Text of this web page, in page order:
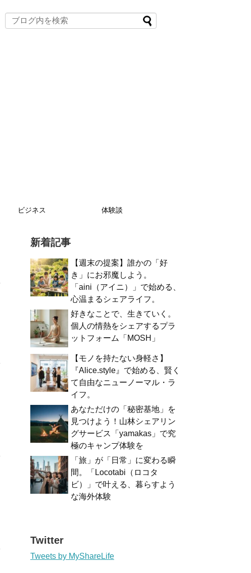
ビジネス 体験談
新着記事
【週末の提案】誰かの「好
き」にお邪魔しよう。
「aini（アイニ）」で始める、
心温まるシェアライフ。
好きなことで、生きていく。
個人の情熱をシェアするプラ
ットフォーム「MOSH」
【モノを持たない身軽さ】
『Alice.style』で始める、賢く
て自由なニューノーマル・ラ
イフ。
あなただけの「秘密基地」を
見つけよう！山林シェアリン
グサービス「yamakas」で究
極のキャンプ体験を
「旅」が「日常」に変わる瞬
間。「Locotabi（ロコタ
ビ）」で叶える、暮らすよう
な海外体験
Twitter
Tweets by MyShareLife